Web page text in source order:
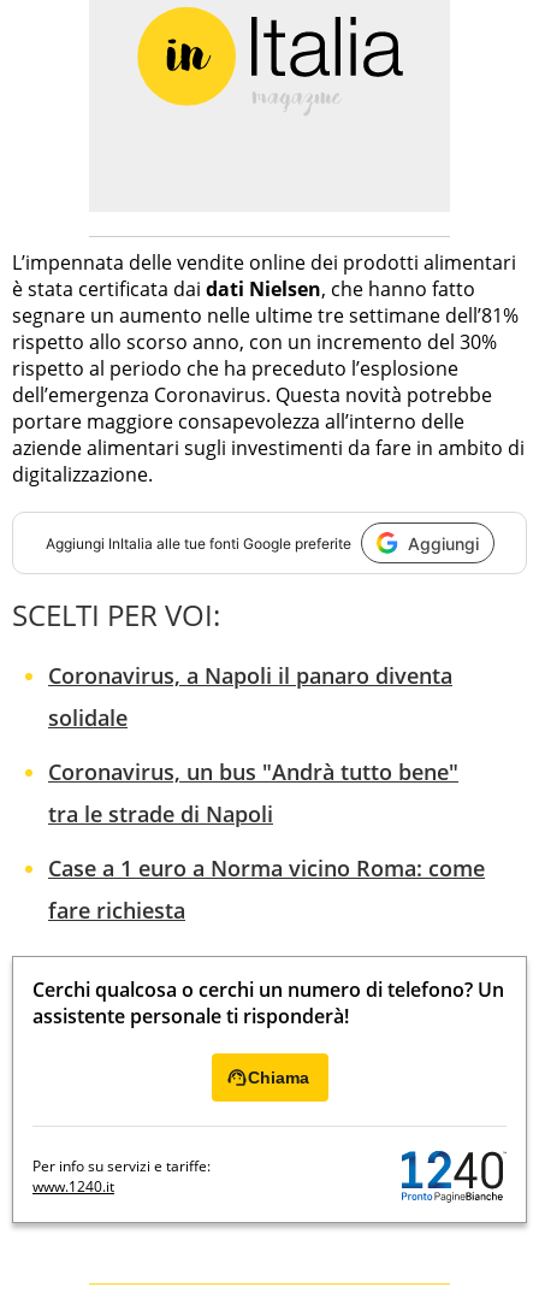
L’impennata delle vendite online dei prodotti alimentari
è stata certificata dai dati Nielsen, che hanno fatto
segnare un aumento nelle ultime tre settimane dell’81%
rispetto allo scorso anno, con un incremento del 30%
rispetto al periodo che ha preceduto l’esplosione
dell’emergenza Coronavirus. Questa novità potrebbe
portare maggiore consapevolezza all’interno delle
aziende alimentari sugli investimenti da fare in ambito di
digitalizzazione.
Aggiungi InItalia alle tue fonti Google preferite Aggiungi
SCELTI PER VOI:
Coronavirus, a Napoli il panaro diventa
solidale
Coronavirus, un bus "Andrà tutto bene"
tra le strade di Napoli
Case a 1 euro a Norma vicino Roma: come
fare richiesta
Cerchi qualcosa o cerchi un numero di telefono? Un
assistente personale ti risponderà!
Chiama
Per info su servizi e tariffe:
www.1240.it